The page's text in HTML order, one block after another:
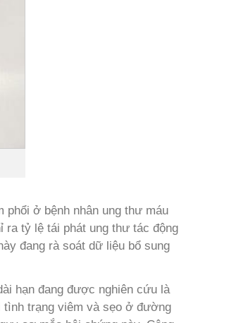
phổi ở bệnh nhân ung thư máu
ra tỷ lệ tái phát ung thư tác động
đang rà soát dữ liệu bổ sung
hạn đang được nghiên cứu là
tình trạng viêm và sẹo ở đường